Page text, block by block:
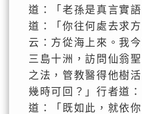
道：「老孫是真言實
道：「你往何處去求
云：方從海上來。我
三島十洲，訪問仙翁
之法，管教醫得他樹
幾時可回？」行者道
道：「既如此，就依